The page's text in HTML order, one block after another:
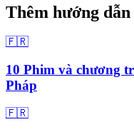
Thêm hướng
🇫🇷
10 Phim và chương
Pháp
🇫🇷